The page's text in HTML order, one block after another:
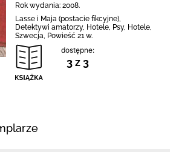
Rok wydania: 2008.
Lasse i Maja (postacie fikcyjne),
Detektywi amatorzy, Hotele, Psy, Hotele,
Szwecja, Powieść 21 w.
dostępne:
3 z 3